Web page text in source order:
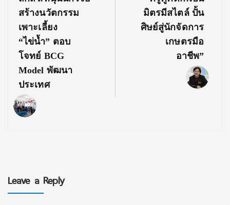
Post:
สร้างนวัตกรรม
เพาะเลี้ยง
“ไข่น้ำ” ตอบ
โจทย์ BCG
Model พัฒนา
ประเทศ
Post:
มิตรมีสไตล์ ปั้น
ศิษย์สู่นักจัดการ
เกษตรมือ
อาชีพ”
Leave a Reply